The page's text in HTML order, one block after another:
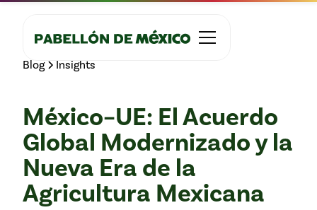
Blog Insights
México–UE: El Acuerdo
Global Modernizado y la
Nueva Era de la
Agricultura Mexicana